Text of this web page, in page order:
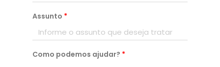
Assunto *
Como podemos ajudar? *